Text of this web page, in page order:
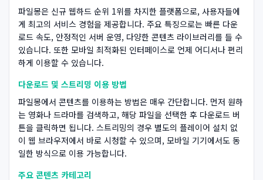
파일몽은 신규 웹하드 순위 1위를 차지한 플랫폼으로, 사용자들에
게 최고의 서비스 경험을 제공합니다. 주요 특징으로는 빠른 다운
로드 속도, 안정적인 서버 운영, 다양한 콘텐츠 라이브러리를 들 수
있습니다. 또한 모바일 최적화된 인터페이스로 언제 어디서나 편리
하게 이용할 수 있습니다.
다운로드 및 스트리밍 이용 방법
파일몽에서 콘텐츠를 이용하는 방법은 매우 간단합니다. 먼저 원하
는 영화나 드라마를 검색하고, 해당 파일을 선택한 후 다운로드 버
튼을 클릭하면 됩니다. 스트리밍의 경우 별도의 플레이어 설치 없
이 웹 브라우저에서 바로 시청할 수 있으며, 모바일 기기에서도 동
일한 방식으로 이용 가능합니다.
주요 콘텐츠 카테고리